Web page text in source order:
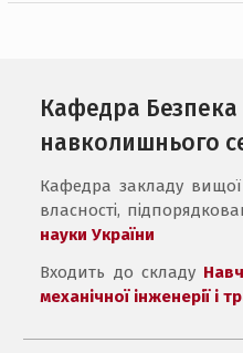
Кафедра Безпека
навколишнього
Кафедра закладу
власності,
науки України
Входить до складу
механічної інженерії і